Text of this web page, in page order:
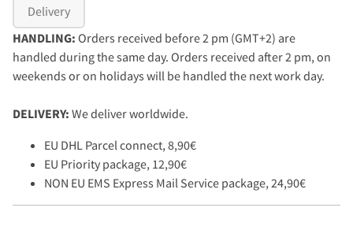
Delivery
HANDLING: Orders received before 2 pm (GMT+2) are
handled during the same day. Orders received after 2 pm, on
weekends or on holidays will be handled the next work day.
DELIVERY: We deliver worldwide.
EU DHL Parcel connect, 8,90€
EU Priority package, 12,90€
NON EU EMS Express Mail Service package, 24,90€